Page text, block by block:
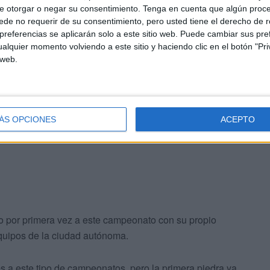
otorgar o negar su consentimiento. Tenga en cuenta que algún
no requerir de su consentimiento, pero usted tiene el derecho de
se aplicarán solo a este sitio web. Puede cambiar sus
momento volviendo a este sitio y haciendo clic en el botón
OPCIONES ACEPTO
como Sergio Aguilera, director general de
de la Cámara de Comercio de Ceuta
del campeonato de España de selecciones
primero se presentaron las selecciones que
entrega de premios donde los combinados
primera vez a este campeonato con su propio
de la ciudad autónoma.